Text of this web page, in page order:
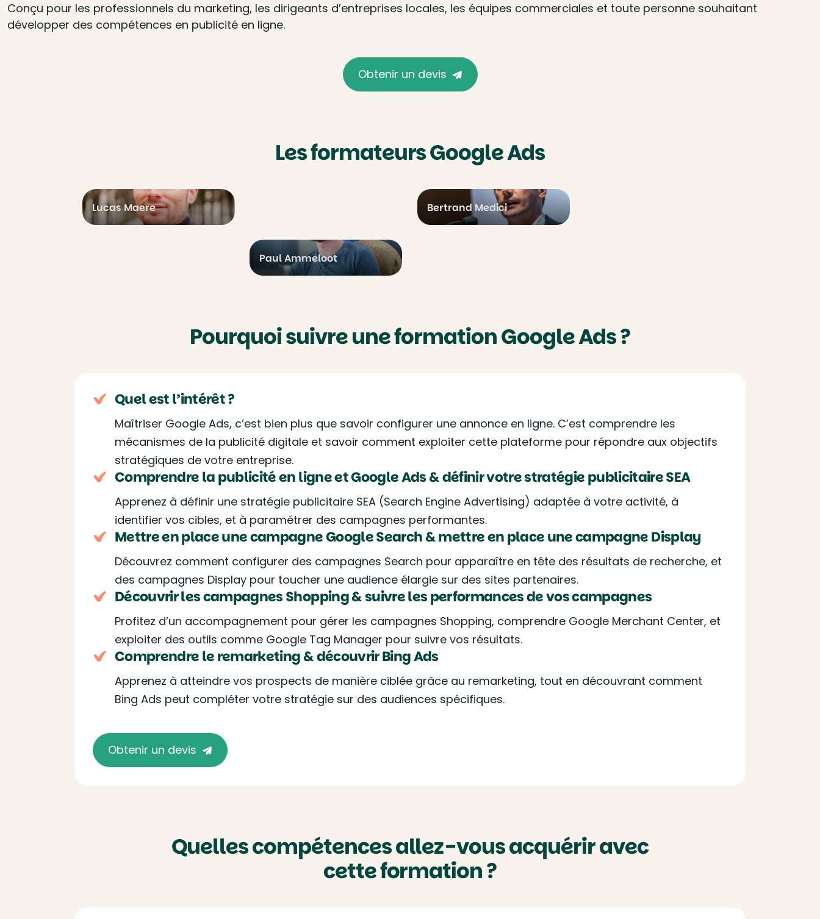
Conçu pour les professionnels du marketing, les dirigeants d’entreprises locales, les équipes commerciales et toute personne souhaitant
développer des compétences en publicité en ligne.
Obtenir un devis
Les formateurs Google Ads
Lucas Maere Bertrand Medici
Paul Ammeloot
Pourquoi suivre une formation Google Ads ?
Quel est l’intérêt ?
Maîtriser Google Ads, c’est bien plus que savoir configurer une annonce en ligne. C’est comprendre les
mécanismes de la publicité digitale et savoir comment exploiter cette plateforme pour répondre aux objectifs
stratégiques de votre entreprise.
Comprendre la publicité en ligne et Google Ads & définir votre stratégie publicitaire SEA
Apprenez à définir une stratégie publicitaire SEA (Search Engine Advertising) adaptée à votre activité, à
identifier vos cibles, et à paramétrer des campagnes performantes.
Mettre en place une campagne Google Search & mettre en place une campagne Display
Découvrez comment configurer des campagnes Search pour apparaître en tête des résultats de recherche, et
des campagnes Display pour toucher une audience élargie sur des sites partenaires.
Découvrir les campagnes Shopping & suivre les performances de vos campagnes
Profitez d’un accompagnement pour gérer les campagnes Shopping, comprendre Google Merchant Center, et
exploiter des outils comme Google Tag Manager pour suivre vos résultats.
Comprendre le remarketing & découvrir Bing Ads
Apprenez à atteindre vos prospects de manière ciblée grâce au remarketing, tout en découvrant comment
Bing Ads peut compléter votre stratégie sur des audiences spécifiques.
Obtenir un devis
Quelles compétences allez-vous acquérir avec
cette formation ?